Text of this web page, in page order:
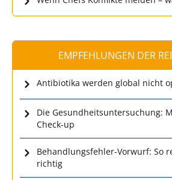
EMPFEHLUNGEN DER
Antibiotika werden global nicht
Die Gesundheitsuntersuchung:
Check-up
Behandlungsfehler-Vorwurf: So
richtig